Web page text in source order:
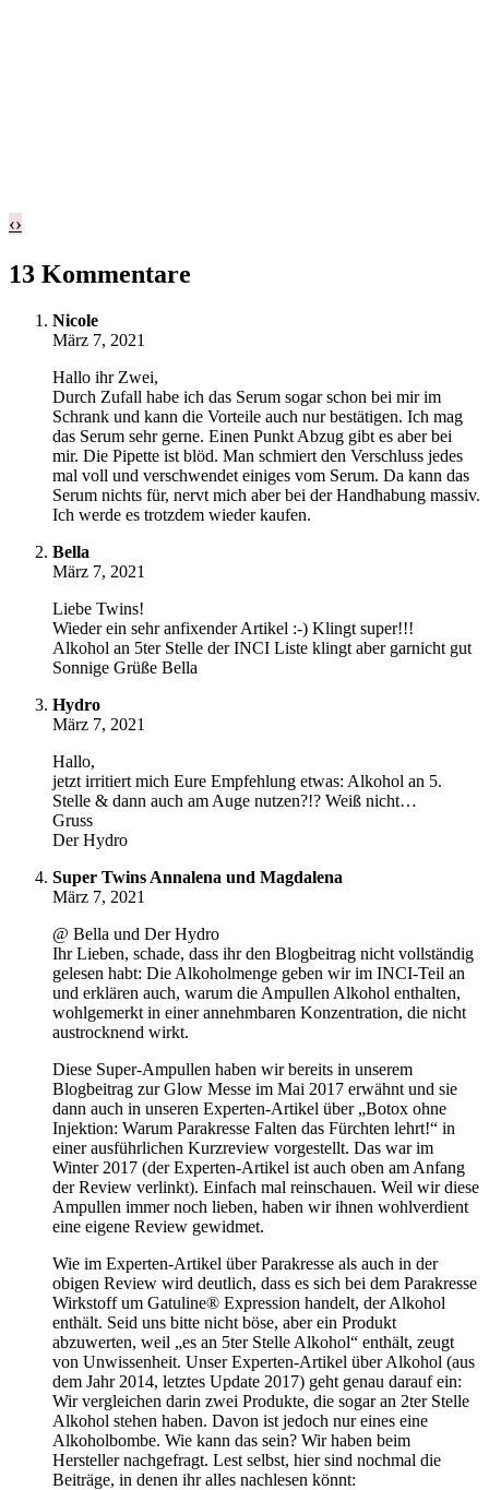
‹›
13 Kommentare
Nicole
März 7, 2021
Hallo ihr Zwei,
Durch Zufall habe ich das Serum sogar schon bei mir im
Schrank und kann die Vorteile auch nur bestätigen. Ich mag
das Serum sehr gerne. Einen Punkt Abzug gibt es aber bei
mir. Die Pipette ist blöd. Man schmiert den Verschluss jedes
mal voll und verschwendet einiges vom Serum. Da kann das
Serum nichts für, nervt mich aber bei der Handhabung massiv.
Ich werde es trotzdem wieder kaufen.
Bella
März 7, 2021
Liebe Twins!
Wieder ein sehr anfixender Artikel :-) Klingt super!!!
Alkohol an 5ter Stelle der INCI Liste klingt aber garnicht gut
Sonnige Grüße Bella
Hydro
März 7, 2021
Hallo,
jetzt irritiert mich Eure Empfehlung etwas: Alkohol an 5.
Stelle & dann auch am Auge nutzen?!? Weiß nicht…
Gruss
Der Hydro
Super Twins Annalena und Magdalena
März 7, 2021
@ Bella und Der Hydro
Ihr Lieben, schade, dass ihr den Blogbeitrag nicht vollständig
gelesen habt: Die Alkoholmenge geben wir im INCI-Teil an
und erklären auch, warum die Ampullen Alkohol enthalten,
wohlgemerkt in einer annehmbaren Konzentration, die nicht
austrocknend wirkt.
Diese Super-Ampullen haben wir bereits in unserem
Blogbeitrag zur Glow Messe im Mai 2017 erwähnt und sie
dann auch in unseren Experten-Artikel über „Botox ohne
Injektion: Warum Parakresse Falten das Fürchten lehrt!“ in
einer ausführlichen Kurzreview vorgestellt. Das war im
Winter 2017 (der Experten-Artikel ist auch oben am Anfang
der Review verlinkt). Einfach mal reinschauen. Weil wir diese
Ampullen immer noch lieben, haben wir ihnen wohlverdient
eine eigene Review gewidmet.
Wie im Experten-Artikel über Parakresse als auch in der
obigen Review wird deutlich, dass es sich bei dem Parakresse
Wirkstoff um Gatuline® Expression handelt, der Alkohol
enthält. Seid uns bitte nicht böse, aber ein Produkt
abzuwerten, weil „es an 5ter Stelle Alkohol“ enthält, zeugt
von Unwissenheit. Unser Experten-Artikel über Alkohol (aus
dem Jahr 2014, letztes Update 2017) geht genau darauf ein:
Wir vergleichen darin zwei Produkte, die sogar an 2ter Stelle
Alkohol stehen haben. Davon ist jedoch nur eines eine
Alkoholbombe. Wie kann das sein? Wir haben beim
Hersteller nachgefragt. Lest selbst, hier sind nochmal die
Beiträge, in denen ihr alles nachlesen könnt: